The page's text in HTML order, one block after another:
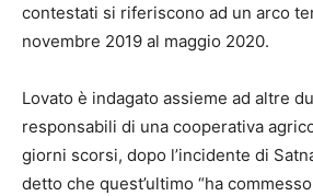
contestati si riferiscono ad un arco
novembre 2019 al maggio 2020.
Lovato è indagato assieme ad altre
responsabili di una cooperativa
giorni scorsi, dopo l’incidente di
detto che quest’ultimo “ha